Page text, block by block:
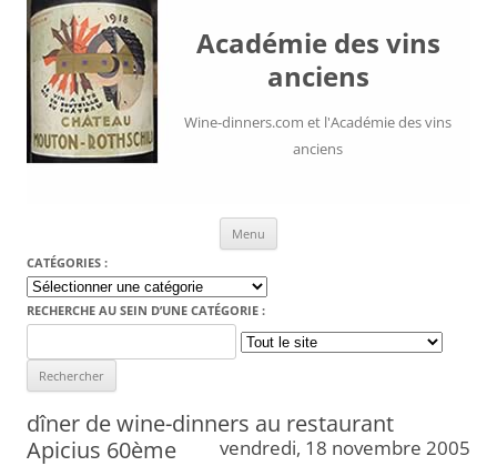
Académie des vins
anciens
Wine-dinners.com et l'Académie des vins
anciens
Menu
CATÉGORIES :
Catégories
:
RECHERCHE AU SEIN D’UNE CATÉGORIE :
for:
dîner de wine-dinners au restaurant
Apicius 60ème
vendredi, 18 novembre 2005